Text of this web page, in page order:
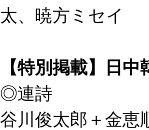
太、暁方ミセイ
【特別掲載】日
◎連詩
谷川俊太郎＋金恵